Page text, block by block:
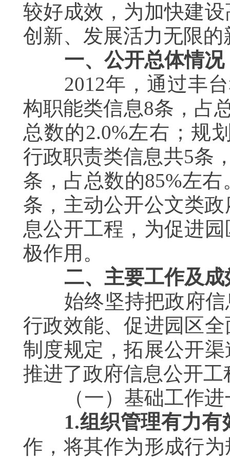
较好成效，为加快建
创新、发展活力无限
一、公开总体情况
2012年，通过丰
构职能类信息8条，占
总数的2.0%左右；规
行政职责类信息共5条
条，占总数的85%左
条，主动公开公文类
息公开工程，为促进
极作用。
二、主要工作及成
始终坚持把政府信
行政效能、促进园区
制度规定，拓展公开
推进了政府信息公开
（一）基础工作进
1.组织管理有力有
作，将其作为形成行